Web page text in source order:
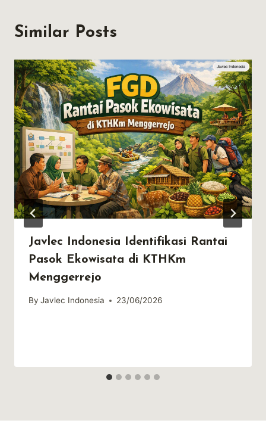
Similar Posts
Javlec Indonesia Identifikasi Rantai
Pasok Ekowisata di KTHKm
Menggerrejo
By Javlec Indonesia 23/06/2026